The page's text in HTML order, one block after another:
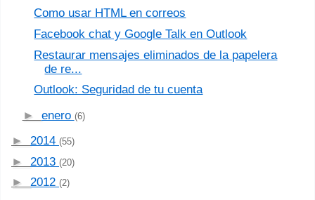
Como usar HTML en correos
Facebook chat y Google Talk en Outlook
Restaurar mensajes eliminados de la papelera
de re...
Outlook: Seguridad de tu cuenta
► enero (6)
► 2014 (55)
► 2013 (20)
► 2012 (2)